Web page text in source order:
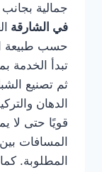
جمالية
في الشارقة
حسب طبيعة
تبدأ الخدمة
ثم تصنيع
الدهان
قويًا حتى لا
المسافات
المطلوبة.